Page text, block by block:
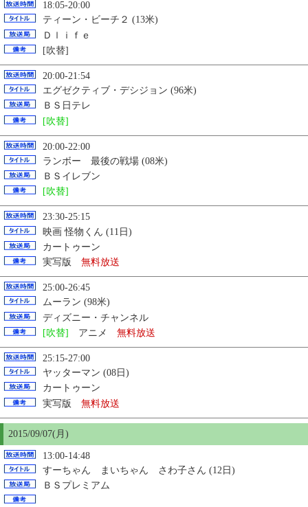
18:05-20:00
ティーン・ビーチ２ (13米)
Ｄｌｉｆｅ
[吹替]
20:00-21:54
エグゼクティブ・デシジョン (96米)
ＢＳ日テレ
[吹替]
20:00-22:00
ランボー 最後の戦場 (08米)
ＢＳイレブン
[吹替]
23:30-25:15
映画 怪物くん (11日)
カートゥーン
実写版 無料放送
25:00-26:45
ムーラン (98米)
ディズニー・チャンネル
[吹替]
アニメ 無料放送
25:15-27:00
ヤッターマン (08日)
カートゥーン
実写版 無料放送
2015/09/07(月)
13:00-14:48
すーちゃん まいちゃん さわ子さん (12日)
ＢＳプレミアム